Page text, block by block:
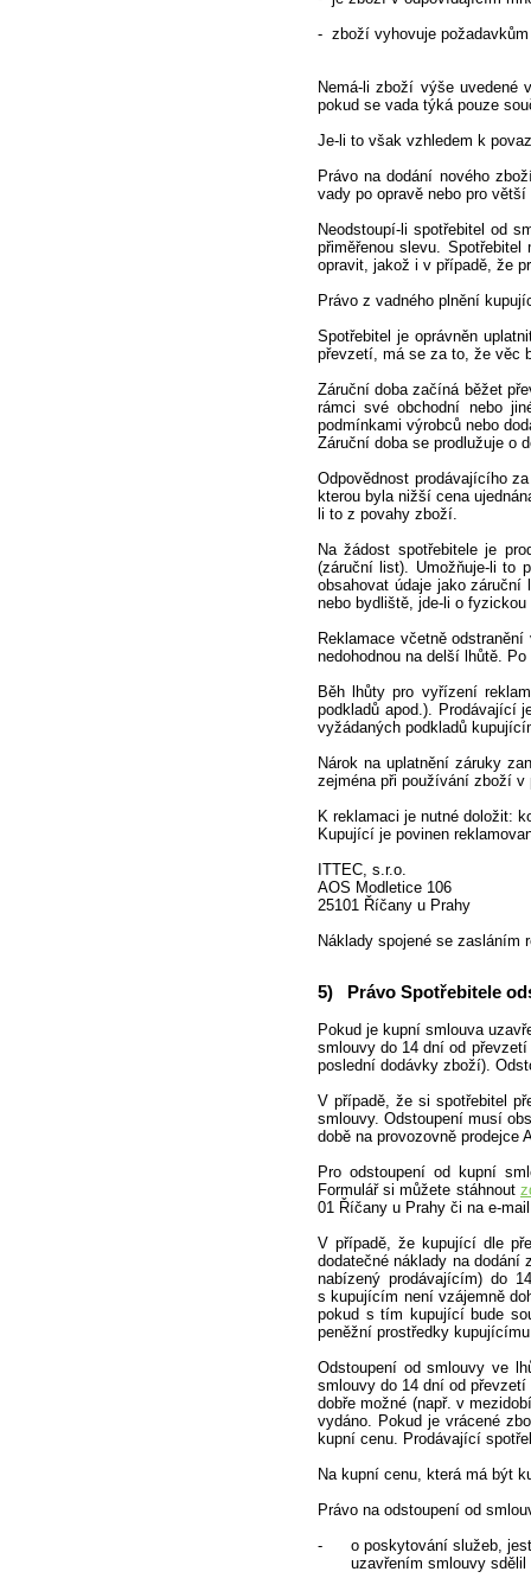
- zboží vyhovuje
Nemá-li zboží výše uvedené
pokud se vada týká pouze
Je-li to však vzhledem k
Právo na dodání nového
vady po opravě nebo pro
Neodstoupí-li spotřebitel od
přiměřenou slevu.
opravit, jakož i v případě, že
Právo z vadného plnění
Spotřebitel je oprávněn
převzetí, má se za to, že věc
Záruční doba začíná běžet
rámci své obchodní nebo
podmínkami výrobců nebo
Záruční doba se prodlužuje o
Odpovědnost prodávajícího
kterou byla nižší cena
li to z povahy zboží.
Na žádost spotřebitele je
(záruční list). Umožňuje-li to
obsahovat údaje jako
nebo bydliště, jde-li o
Reklamace včetně
nedohodnou na delší lhůtě.
Běh lhůty pro vyřízení
podkladů apod.). Prodávající
vyžádaných podkladů
Nárok na uplatnění záruky
zejména při používání zboží v
K reklamaci je nutné doložit:
Kupující je povinen
ITTEC, s.r.o.
AOS Modletice 106
25101 Říčany u Prahy
Náklady spojené se zasláním
5) Právo Spotřebitele
Pokud je kupní smlouva
smlouvy do 14 dní od
poslední dodávky zboží).
V případě, že si spotřebitel
smlouvy. Odstoupení musí
době na provozovně prodejce
Pro odstoupení od kupní
Formulář si můžete stáhnout
01 Říčany u Prahy či na e-
V případě, že kupující dle
dodatečné náklady na
nabízený prodávajícím) do
s kupujícím není vzájemně
pokud s tím kupující bude
peněžní prostředky
Odstoupení od smlouvy ve
smlouvy do 14 dní od
dobře možné (např. v
vydáno. Pokud je vrácené
kupní cenu. Prodávající
Na kupní cenu, která má být
Právo na odstoupení od
- o poskytování služeb,
uzavřením smlouvy sdělil